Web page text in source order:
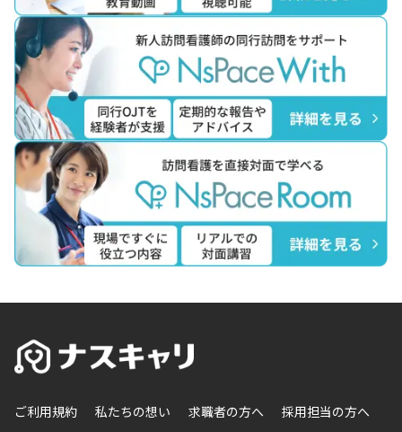
ご利用規約 私たちの想い 求職者の方へ 採用担当の方へ